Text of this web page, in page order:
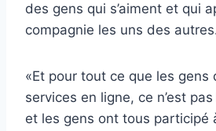
des gens qui s’aiment et qui
compagnie les uns des
«Et pour tout ce que les gens
services en ligne, ce n’est
et les gens ont tous participé